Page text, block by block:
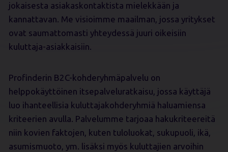
jokaisesta asiakaskontaktista mielekkään ja
kannattavan. Me visioimme maailman, jossa yritykset
ovat saumattomasti yhteydessä juuri oikeisiin
kuluttaja-asiakkaisiin.
Profinderin B2C-kohderyhmäpalvelu on
helppokäyttöinen itsepalveluratkaisu, jossa käyttäjä
luo ihanteellisia kuluttajakohderyhmiä haluamiensa
kriteerien avulla. Palvelumme tarjoaa hakukriteereitä
niin kovien faktojen, kuten tuloluokat, sukupuoli, ikä,
asumismuoto, ym. lisäksi myös kuluttajien arvoihin